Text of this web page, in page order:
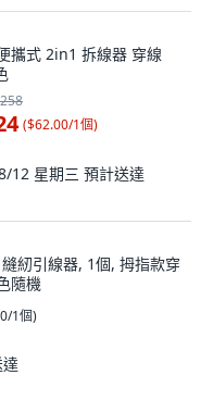
攜式 2in1 拆線器 穿線
($62.00/1個)
12 星期三 預計送達
紉引線器, 1個, 拇指款穿
隨機
1個)